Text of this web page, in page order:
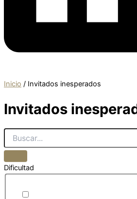
Inicio / Invitados inesperados
Invitados
Dificultad